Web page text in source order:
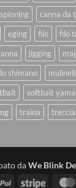
canna da
eging filo filo
jigging
shimano
softbait
traina
daWe Blink
PayPal Stripe